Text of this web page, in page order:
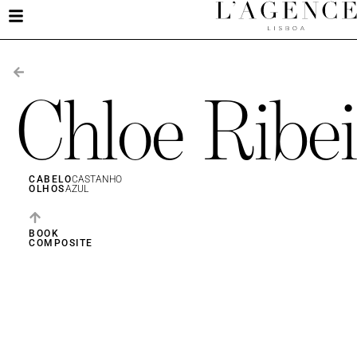
Chloe
CABELOCASTANHO
OLHOSAZUL
BOOK
COMPOSITE